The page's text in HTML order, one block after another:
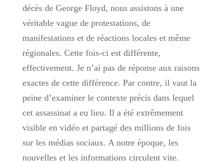
décès de George Floyd, nous assistons à une
véritable vague de protestations, de
manifestations et de réactions locales et même
régionales. Cette fois-ci est différente,
effectivement. Je n’ai pas de réponse aux raisons
exactes de cette différence. Par contre, il vaut la
peine d’examiner le contexte précis dans lequel
cet assassinat a eu lieu. Il a été extrêmement
visible en vidéo et partagé des millions de fois
sur les médias sociaux. A notre époque, les
nouvelles et les informations circulent vite.